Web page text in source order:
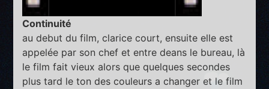
Continuité
au debut du film, clarice court, ensuite elle est
appelée par son chef et entre deans le bureau, là
le film fait vieux alors que quelques secondes
plus tard le ton des couleurs a changer et le film